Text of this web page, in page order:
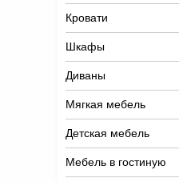
Кровати
Шкафы
Диваны
Мягкая мебель
Детская мебель
Мебель в гостиную